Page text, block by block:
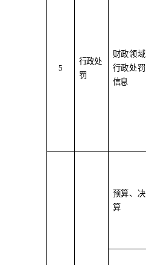
5
行政处
罚
财政领域
行政处罚
信息
预算、决
算